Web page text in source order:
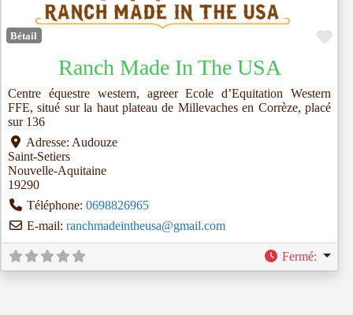
Bétail
Ranch Made In The USA
Centre équestre western, agreer Ecole d’Equitation Western
FFE, situé sur la haut plateau de Millevaches en Corrèze, placé
sur 136
Adresse: Audouze
Saint-Setiers
Nouvelle-Aquitaine
19290
Téléphone: 0698826965
E-mail: ranchmadeintheusa@gmail.com
Fermé: